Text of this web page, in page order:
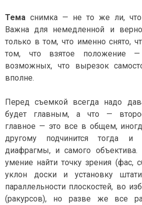
Тема снимка — не то же ли, что
Важна для немедленной и
только в том, что именно снято,
том, что взятое положение
возможных, что вырезок
вполне.
Перед съемкой всегда надо
будет главным, а что —
главное — это все в общем,
другому подчинится тогда
диафрагмы, и самого
умение найти точку зрения (фас,
уклон доски и установку
параллельности плоскостей, во
(ракурсов), но разве же все